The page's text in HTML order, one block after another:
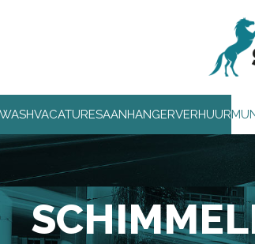
VACATURESAANHANGERVERHUUR